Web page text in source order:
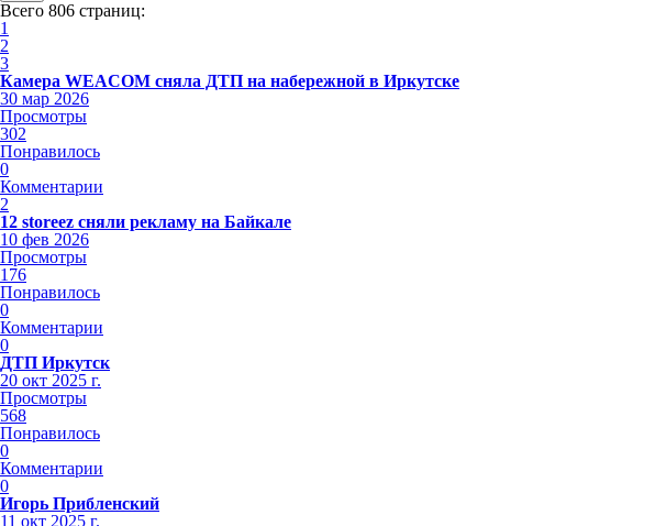
Всего 806 страниц:
1
2
3
Камера WEACOM сняла ДТП на набережной в Иркутске
30 мар 2026
Просмотры
302
Понравилось
0
Комментарии
2
12 storeez сняли рекламу на Байкале
10 фев 2026
Просмотры
176
Понравилось
0
Комментарии
0
ДТП Иркутск
20 окт 2025 г.
Просмотры
568
Понравилось
0
Комментарии
0
Игорь Прибленский
11 окт 2025 г.